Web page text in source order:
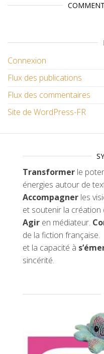
Connexion
Flux des publications
Flux des commentaires
Site de WordPress-FR
Transformer le
énergies autour de
Accompagner les
et soutenir la création
Agir en médiateur.
de la fiction française.
et la capacité à
sincérité.